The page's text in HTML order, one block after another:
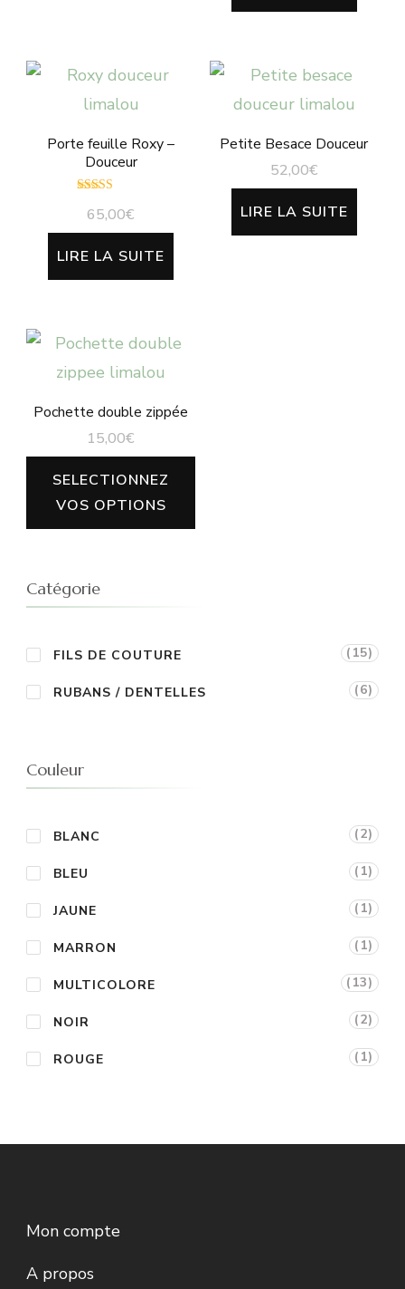
Porte feuille Roxy –
Douceur
5.00
65,00€
LIRE LA SUITE
Petite Besace Douceur
52,00€
LIRE LA SUITE
Pochette double zippée
15,00€
SELECTIONNEZ
VOS OPTIONS
a
être
Catégorie
FILS DE COUTURE (15)
RUBANS / DENTELLES (6)
Couleur
BLANC (2)
BLEU (1)
JAUNE (1)
MARRON (1)
MULTICOLORE (13)
NOIR (2)
ROUGE (1)
Mon compte
A propos